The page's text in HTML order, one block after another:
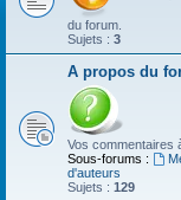
du forum.
Sujets : 3
A propos du
Vos commentaires
Sous-forums :
d'auteurs
Sujets : 129